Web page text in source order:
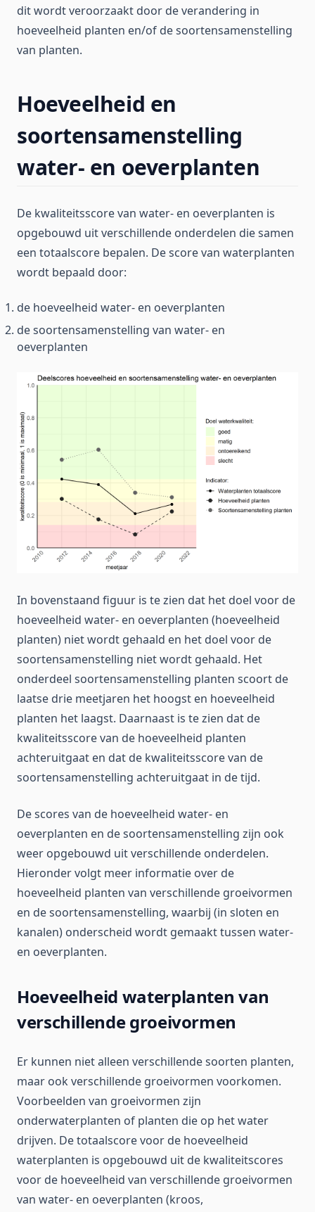
dit wordt veroorzaakt door de verandering in
hoeveelheid planten en/of de soortensamenstelling
van planten.
Hoeveelheid en
soortensamenstelling
water- en oeverplanten
De kwaliteitsscore van water- en oeverplanten is
opgebouwd uit verschillende onderdelen die samen
een totaalscore bepalen. De score van waterplanten
wordt bepaald door:
de hoeveelheid water- en oeverplanten
de soortensamenstelling van water- en
oeverplanten
In bovenstaand figuur is te zien dat het doel voor de
hoeveelheid water- en oeverplanten (hoeveelheid
planten) niet wordt gehaald en het doel voor de
soortensamenstelling niet wordt gehaald. Het
onderdeel soortensamenstelling planten scoort de
laatse drie meetjaren het hoogst en hoeveelheid
planten het laagst. Daarnaast is te zien dat de
kwaliteitsscore van de hoeveelheid planten
achteruitgaat en dat de kwaliteitsscore van de
soortensamenstelling achteruitgaat in de tijd.
De scores van de hoeveelheid water- en
oeverplanten en de soortensamenstelling zijn ook
weer opgebouwd uit verschillende onderdelen.
Hieronder volgt meer informatie over de
hoeveelheid planten van verschillende groeivormen
en de soortensamenstelling, waarbij (in sloten en
kanalen) onderscheid wordt gemaakt tussen water-
en oeverplanten.
Hoeveelheid waterplanten van
verschillende groeivormen
Er kunnen niet alleen verschillende soorten planten,
maar ook verschillende groeivormen voorkomen.
Voorbeelden van groeivormen zijn
onderwaterplanten of planten die op het water
drijven. De totaalscore voor de hoeveelheid
waterplanten is opgebouwd uit de kwaliteitscores
voor de hoeveelheid van verschillende groeivormen
van water- en oeverplanten (kroos,